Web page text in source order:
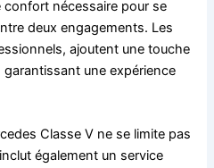
nécessaire pour se
deux engagements. Les
ajoutent une touche
une expérience
Classe V ne se limite pas
également un service